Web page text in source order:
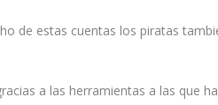
de estas cuentas los piratas
a las herramientas a las que